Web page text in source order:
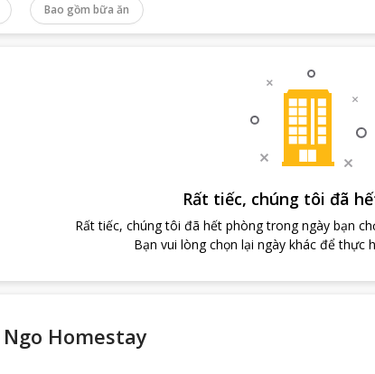
Bao gồm bữa ăn
Rất tiếc, chúng tôi đã
Rất tiếc, chúng tôi đã hết phòng trong ngày bạn
Bạn vui lòng chọn lại ngày khác để thực
Homestay